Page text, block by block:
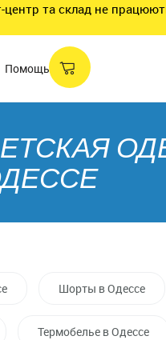
центр та склад не
Помощь
Шорты в Одессе
Термобелье в Одессе